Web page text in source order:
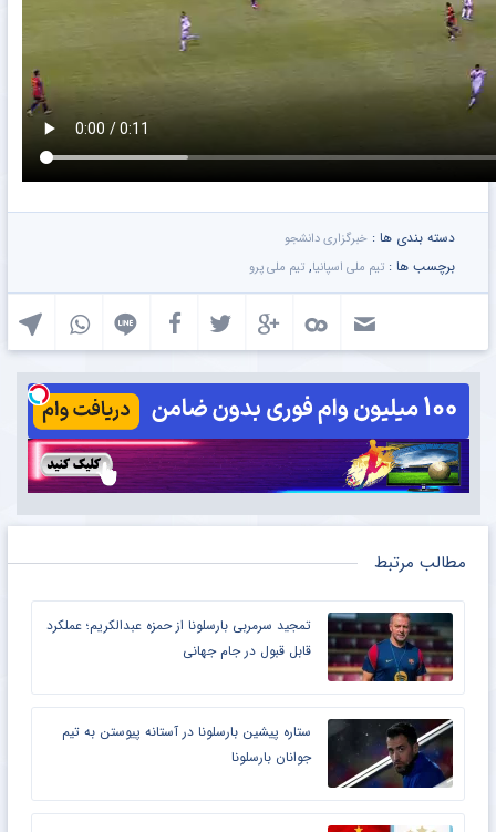
دسته بندی ها : خبرگزاری دانشجو
برچسب ها : تیم ملی اسپانیا, تیم ملی پرو
مطالب مرتبط
تمجید سرمربی بارسلونا از حمزه عبدالکریم؛ عملکرد
قابل قبول در جام جهانی
ستاره پیشین بارسلونا در آستانه پیوستن به تیم
جوانان بارسلونا